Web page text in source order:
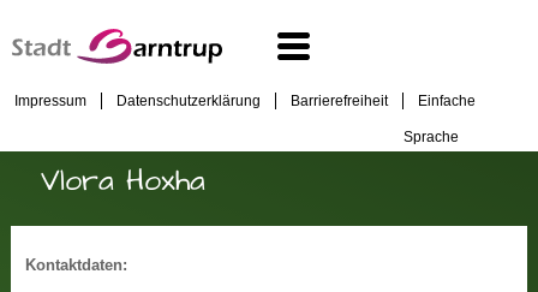
Impressum Datenschutzerklärung Barrierefreiheit Einfache
Sprache
Vlora Hoxha
Kontaktdaten: